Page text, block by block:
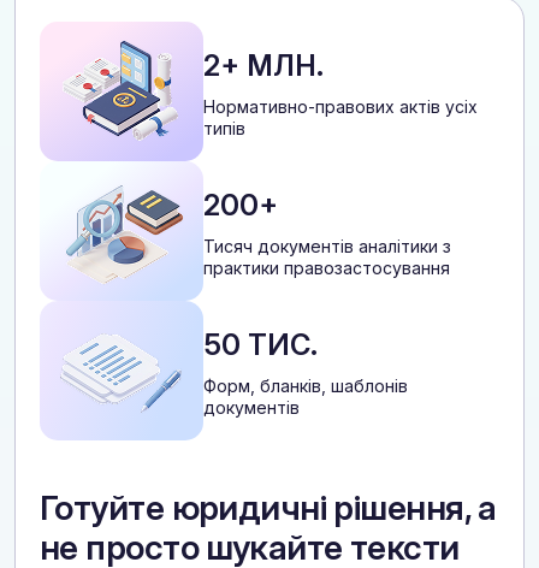
2+ МЛН.
Нормативно-правових актів усіх
типів
200+
Тисяч документів аналітики з
практики правозастосування
50 ТИС.
Форм, бланків, шаблонів
документів
Готуйте юридичні рішення, а
не просто шукайте тексти